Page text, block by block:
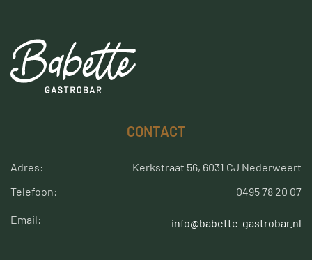
CONTACT
Adres:
Kerkstraat 56, 6031 CJ Nederweert
Telefoon:
0495 78 20 07
Email: info@babette-gastrobar.nl